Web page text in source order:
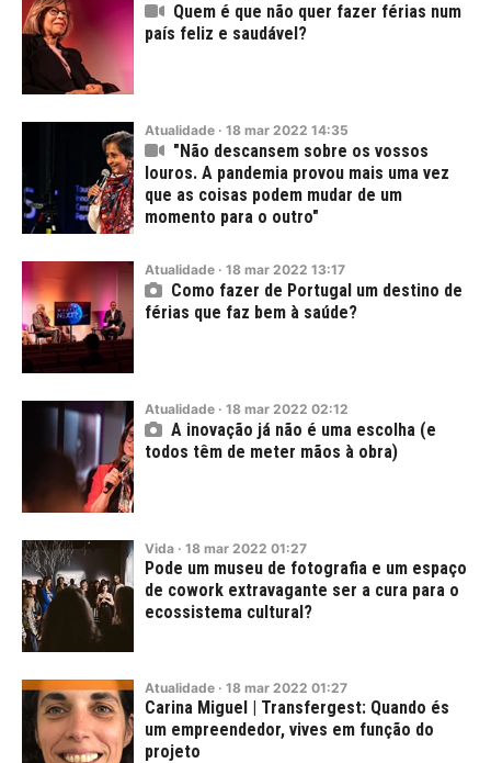
Quem é que não quer fazer férias num
país feliz e saudável?
Atualidade · 18 mar 2022 14:35
"Não descansem sobre os vossos
louros. A pandemia provou mais uma vez
que as coisas podem mudar de um
momento para o outro"
Atualidade · 18 mar 2022 13:17
Como fazer de Portugal um destino de
férias que faz bem à saúde?
Atualidade · 18 mar 2022 02:12
A inovação já não é uma escolha (e
todos têm de meter mãos à obra)
Vida · 18 mar 2022 01:27
Pode um museu de fotografia e um espaço
de cowork extravagante ser a cura para o
ecossistema cultural?
Atualidade · 18 mar 2022 01:27
Carina Miguel | Transfergest: Quando és
um empreendedor, vives em função do
projeto